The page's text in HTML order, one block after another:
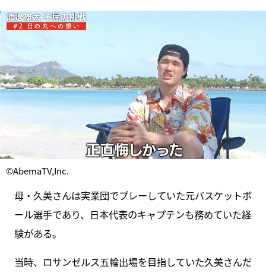
©AbemaTV,Inc.
母・久美さんは実業団でプレーしていた元バスケットボ
ール選手であり、日本代表のキャプテンも務めていた経
験がある。
当時、ロサンゼルス五輪出場を目指していた久美さんだ